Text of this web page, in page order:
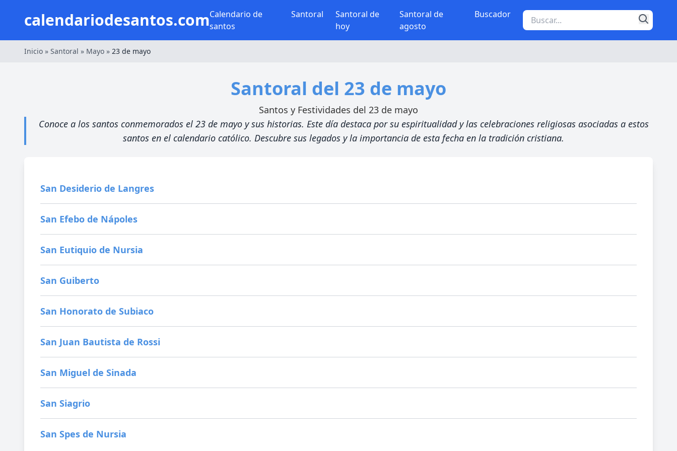
calendariodesantos.comCalendario de
santos
Santoral
Santoral de
hoy
Santoral de
agosto
Buscador
Inicio » Santoral » Mayo » 23 de mayo
Santoral del 23 de mayo
Santos y Festividades del 23 de mayo
Conoce a los santos conmemorados el 23 de mayo y sus historias. Este día destaca por su espiritualidad y las celebraciones religiosas asociadas a estos
santos en el calendario católico. Descubre sus legados y la importancia de esta fecha en la tradición cristiana.
San Desiderio de Langres
San Efebo de Nápoles
San Eutiquio de Nursia
San Guiberto
San Honorato de Subiaco
San Juan Bautista de Rossi
San Miguel de Sinada
San Siagrio
San Spes de Nursia